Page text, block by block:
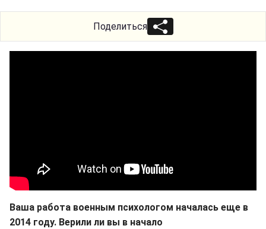
Поделиться
Ваша работа военным психологом началась еще в
2014 году. Верили ли вы в начало